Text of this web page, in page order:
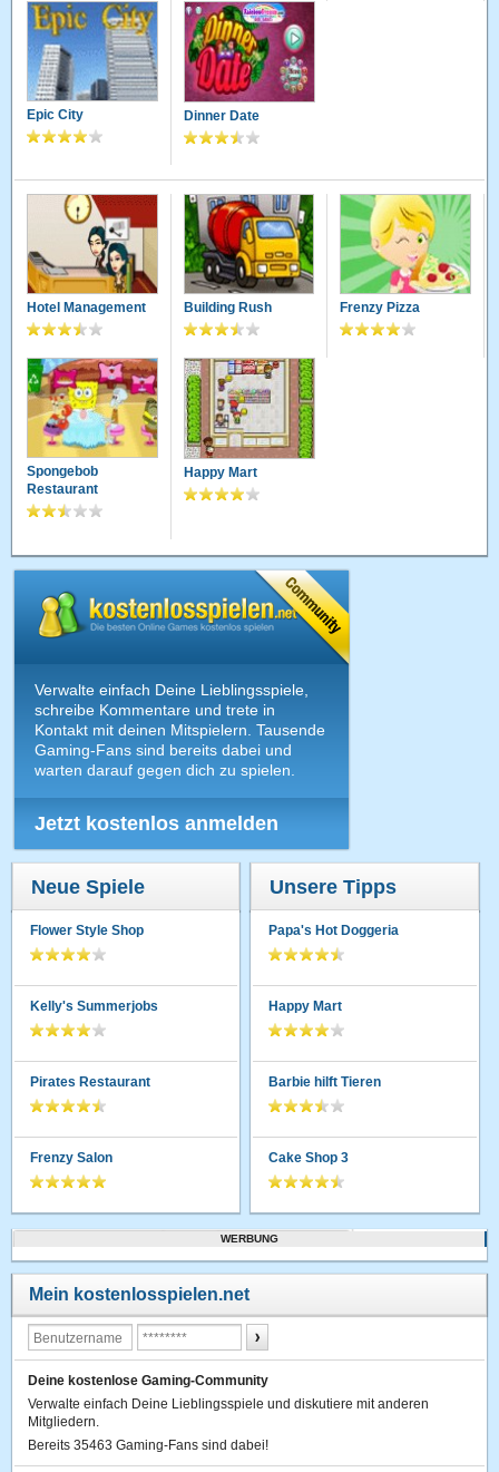
Epic City Dinner Date
Hotel Management Building Rush Frenzy Pizza
Spongebob
Restaurant
Happy Mart
Verwalte einfach Deine Lieblingsspiele,
schreibe Kommentare und trete in
Kontakt mit deinen Mitspielern. Tausende
Gaming-Fans sind bereits dabei und
warten darauf gegen dich zu spielen.
Jetzt kostenlos anmelden
Neue Spiele
Flower Style Shop
Kelly's Summerjobs
Pirates Restaurant
Frenzy Salon
Unsere Tipps
Papa's Hot Doggeria
Happy Mart
Barbie hilft Tieren
Cake Shop 3
WERBUNG
Mein kostenlosspielen.net
Deine kostenlose Gaming-Community
Verwalte einfach Deine Lieblingsspiele und diskutiere mit anderen
Mitgliedern.
Bereits 35463 Gaming-Fans sind dabei!